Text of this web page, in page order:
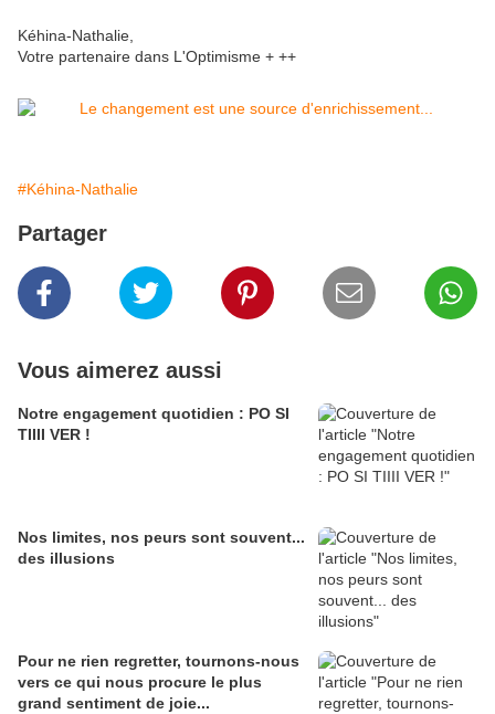
Kéhina-Nathalie,
Votre partenaire dans L'Optimisme + ++
#Kéhina-Nathalie
Partager
Vous aimerez aussi
Notre engagement quotidien : PO SI
TIIII VER !
Nos limites, nos peurs sont souvent...
des illusions
Pour ne rien regretter, tournons-nous
vers ce qui nous procure le plus
grand sentiment de joie...